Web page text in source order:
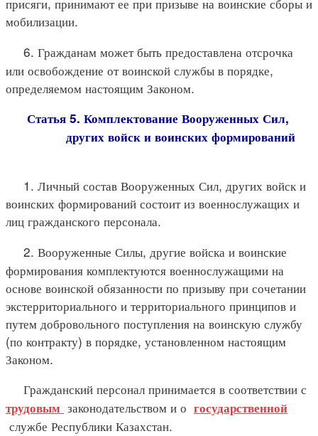
мобилизации.
6. Гражданам может быть предоставлена отсрочка
или освобождение от воинской службы в порядке,
определяемом настоящим Законом.
Статья 5. Комплектование Вооруженных Сил,
других войск и воинских формирований
1. Личный состав Вооруженных Сил, других войск и
воинских формирований состоит из военнослужащих и
лиц гражданского персонала.
2. Вооруженные Силы, другие войска и воинские
формирования комплектуются военнослужащими на
основе воинской обязанности по призыву при сочетании
экстерриториального и территориального принципов и
путем добровольного поступления на воинскую службу
(по контракту) в порядке, установленном настоящим
Законом.
Гражданский персонал принимается в соответствии с
трудовым законодательством и о государственной
службе Республики Казахстан.